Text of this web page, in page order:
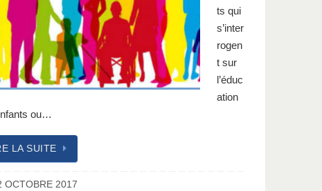
ts qui
s’inter
rogen
t sur
l’éduc
ation
ou…
LA SUITE
OCTOBRE 2017